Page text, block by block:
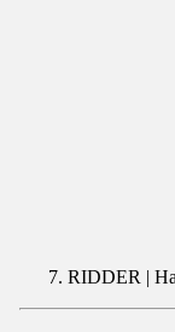
RIDDER |